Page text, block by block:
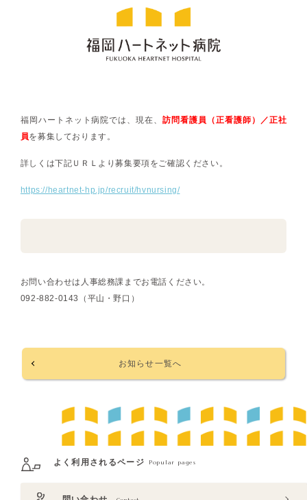
福岡ハートネット病院では、現在、訪問看護員（正看護師）／正社
員を募集しております。
詳しくは下記ＵＲＬより募集要項をご確認ください。
https://heartnet-hp.jp/recruit/hvnursing/
お問い合わせは人事総務課までお電話ください。
092-882-0143（平山・野口）
お知らせ一覧へ
よく利用されるページ Popular pages